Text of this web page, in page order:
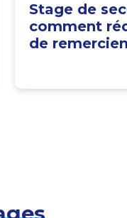
Stage de
comment
de